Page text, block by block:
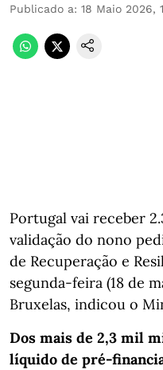
Publicado a: 18 Maio 2026,
Portugal vai receber
validação do nono
de Recuperação e
segunda-feira (18 de
Bruxelas, indicou o
Dos mais de 2,3 mil
líquido de pré-